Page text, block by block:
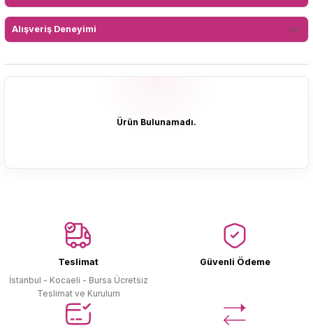
Alışveriş Deneyimi
Ürün Bulunamadı.
Teslimat
İstanbul - Kocaeli - Bursa Ücretsiz
Teslimat ve Kurulum
Güvenli Ödeme